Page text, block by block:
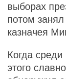
выборах
потом
казначея
Когда
этого